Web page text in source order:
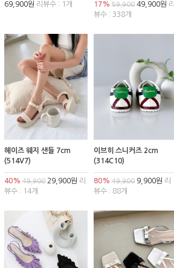
69,900원 리뷰수 : 1개 17% 59,90049,900원 리
뷰수 : 338개
헤이즈 웨지 샌들 7cm
(514V7)
40% 49,900 29,900원 리
뷰수 : 14개
이브히 스니커즈 2cm
(314C10)
80% 49,9009,900원 리
뷰수 : 88개